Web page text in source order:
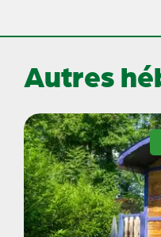
Autres